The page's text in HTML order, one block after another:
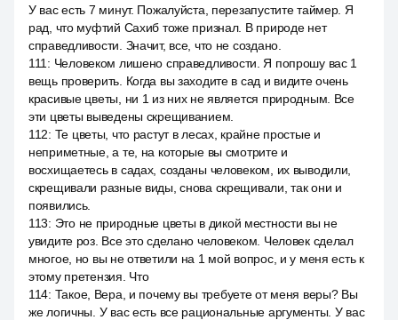
У вас есть 7 минут. Пожалуйста, перезапустите таймер. Я
рад, что муфтий Сахиб тоже признал. В природе нет
справедливости. Значит, все, что не создано.
111 : Человеком лишено справедливости. Я попрошу вас 1
вещь проверить. Когда вы заходите в сад и видите очень
красивые цветы, ни 1 из них не является природным. Все
эти цветы выведены скрещиванием.
112: Те цветы, что растут в лесах, крайне простые и
неприметные, а те, на которые вы смотрите и
восхищаетесь в садах, созданы человеком, их выводили,
скрещивали разные виды, снова скрещивали, так они и
появились.
113: Это не природные цветы в дикой местности вы не
увидите роз. Все это сделано человеком. Человек сделал
многое, но вы не ответили на 1 мой вопрос, и у меня есть к
этому претензия. Что
114: Такое, Вера, и почему вы требуете от меня веры? Вы
же логичны. У вас есть все рациональные аргументы. У вас